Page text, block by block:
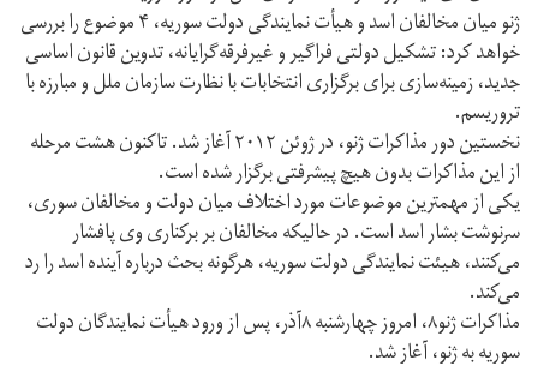
ژنو میان مخالفان اسد و هیأت نمایندگی دولت سوریه، ۴ موضوع را بررسی
خواهد کرد: تشکیل دولتی فراگیر و غیرفرقه‌گرایانه، تدوین قانون اساسی
جدید، زمینه‌سازی برای برگزاری انتخابات با نظارت سازمان ملل و مبارزه با
تروریسم.
نخستین دور مذاکرات ژنو، در ژوئن ۲۰۱۲ آغاز شد. تاکنون هشت مرحله
از این مذاکرات بدون هیچ پیشرفتی برگزار شده است.
یکی از مهمترین موضوعات مورد اختلاف میان دولت و مخالفان سوری،
سرنوشت بشار اسد است. در حالیکه مخالفان بر برکناری وی پافشار
می‌کنند، هیئت نمایندگی دولت سوریه، هرگونه بحث درباره آینده اسد را رد
می‌کند.
مذاکرات ژنو۸، امروز چهارشنبه ۸آذر، پس از ورود هیأت نمایندگان دولت
سوریه به ژنو، آغاز شد.